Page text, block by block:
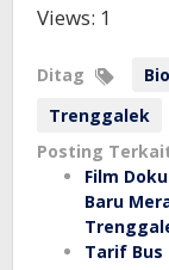
Views: 1
Ditag
Trenggalek
Posting
Film
Baru
Tarif